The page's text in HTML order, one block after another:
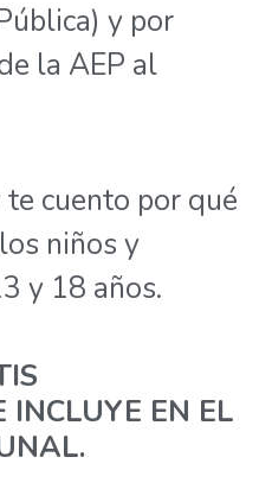
y por
la AEP al
cuento por qué
niños y
y 18 años.
INCLUYE EN EL